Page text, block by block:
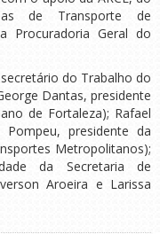
de Transporte de
Procuradoria Geral do
do Trabalho do
Dantas, presidente
de Fortaleza); Rafael
Pompeu, presidente da
Metropolitanos);
da Secretaria de
Aroeira e Larissa